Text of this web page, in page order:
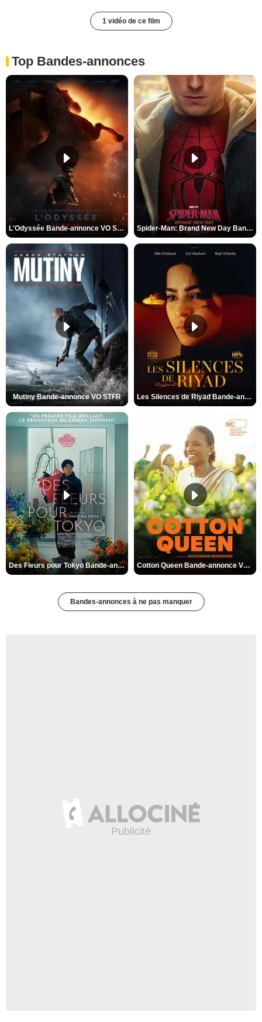
1 vidéo de ce film
Top Bandes-annonces
L'Odyssée Bande-annonce VO STFR Spider-Man: Brand New Day Bande-annonce VO STFR
Mutiny Bande-annonce VO STFR Les Silences de Riyad Bande-annonce VO STFR
Des Fleurs pour Tokyo Bande-annonce VO STFR Cotton Queen Bande-annonce VO STFR
Bandes-annonces à ne pas manquer